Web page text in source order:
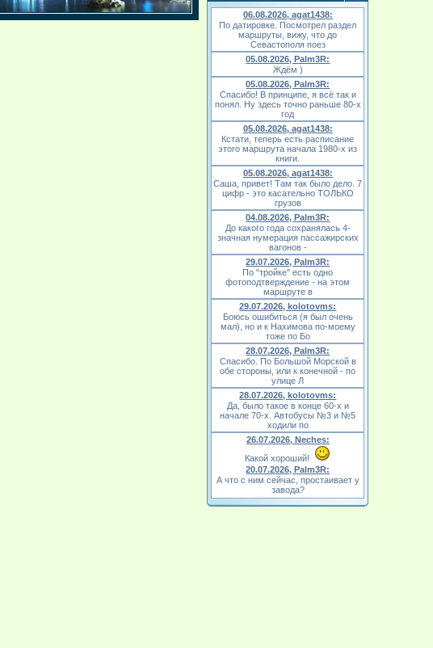
06.08.2026, agat1438:
По датировке. Посмотрел раздел
маршруты, вижу, что до
Севастополя поез
05.08.2026, Palm3R:
Ждём )
05.08.2026, Palm3R:
Спасибо! В принципе, я всё так и
понял. Ну здесь точно раньше 80-х
год
05.08.2026, agat1438:
Кстати, теперь есть расписание
этого маршрута начала 1980-х из
книги.
05.08.2026, agat1438:
Саша, привет! Там так было дело. 7
цифр - это касательно ТОЛЬКО
грузов
04.08.2026, Palm3R:
До какого года сохранялась 4-
значная нумерация пассажирских
вагонов -
29.07.2026, Palm3R:
По "тройке" есть одно
фотоподтверждение - на этом
маршруте в
29.07.2026, kolotovms:
Боюсь ошибиться (я был очень
мал), но и к Нахимова по-моему
тоже по Бо
28.07.2026, Palm3R:
Спасибо. По Большой Морской в
обе стороны, или к конечной - по
улице Л
28.07.2026, kolotovms:
Да, было такое в конце 60-х и
начале 70-х. Автобусы №3 и №5
ходили по
26.07.2026, Neches:
Какой хороший!
20.07.2026, Palm3R:
А что с ним сейчас, простаивает у
завода?